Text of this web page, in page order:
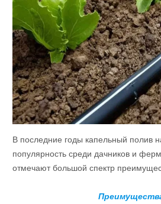
В последние годы капельный полив
популярность среди дачников и
отмечают большой спектр